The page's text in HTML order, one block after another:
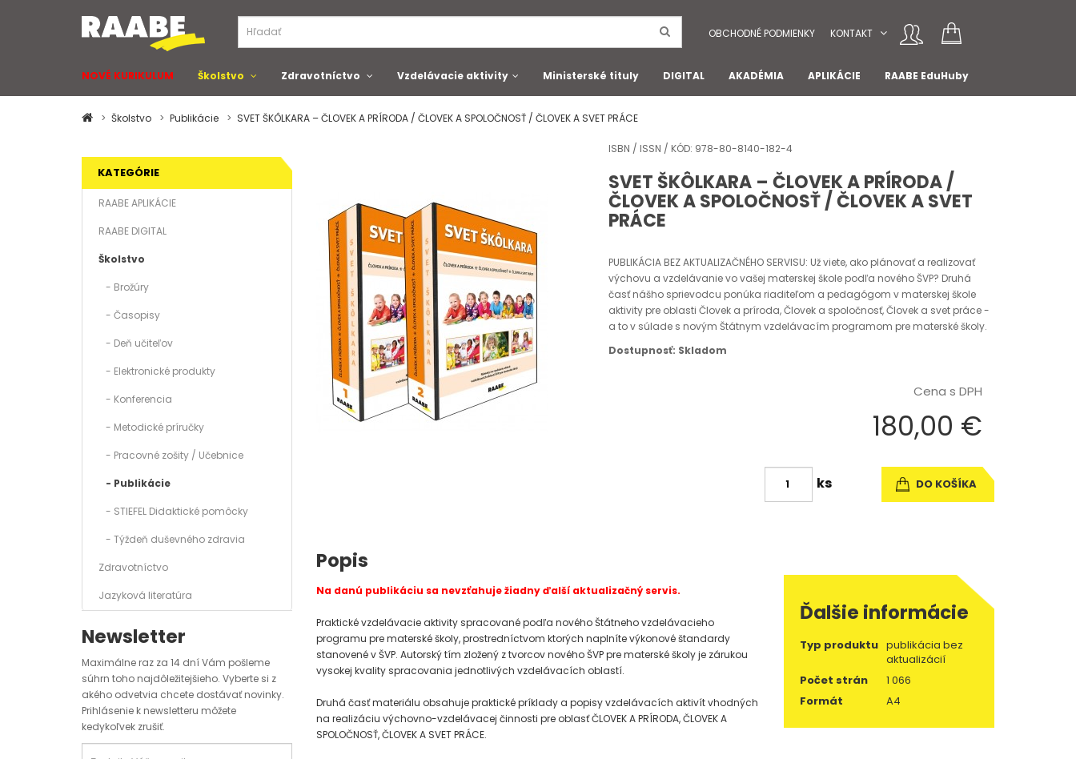
OBCHODNÉ PODMIENKY KONTAKT
NOVÉ KURIKULUM Školstvo Zdravotníctvo Vzdelávacie aktivity Ministerské tituly DIGITAL AKADÉMIA APLIKÁCIE RAABE EduHuby
Školstvo Publikácie SVET ŠKÔLKARA – ČLOVEK A PRÍRODA / ČLOVEK A SPOLOČNOSŤ / ČLOVEK A SVET PRÁCE
KATEGÓRIE
RAABE APLIKÁCIE
RAABE DIGITAL
Školstvo
- Brožúry
- Časopisy
- Deň učiteľov
- Elektronické produkty
- Konferencia
- Metodické príručky
- Pracovné zošity / Učebnice
- Publikácie
- STIEFEL Didaktické pomôcky
- Týždeň duševného zdravia
Zdravotníctvo
Jazyková literatúra
Newsletter
Maximálne raz za 14 dní Vám pošleme
súhrn toho najdôležitejšieho. Vyberte si z
akého odvetvia chcete dostávať novinky.
Prihlásenie k newsletteru môžete
kedykoľvek zrušiť.
ISBN / ISSN / KÓD: 978-80-8140-182-4
SVET ŠKÔLKARA – ČLOVEK A PRÍRODA /
ČLOVEK A SPOLOČNOSŤ / ČLOVEK A SVET
PRÁCE
PUBLIKÁCIA BEZ AKTUALIZAČNÉHO SERVISU: Už viete, ako plánovať a realizovať
výchovu a vzdelávanie vo vašej materskej škole podľa nového ŠVP? Druhá
časť nášho sprievodcu ponúka riaditeľom a pedagógom v materskej škole
aktivity pre oblasti Človek a príroda, Človek a spoločnosť, Človek a svet práce -
a to v súlade s novým Štátnym vzdelávacím programom pre materské školy.
Dostupnosť: Skladom
Cena s DPH
180,00 €
ks DO KOŠÍKA
Popis
Na danú publikáciu sa nevzťahuje žiadny ďalší aktualizačný servis.
Praktické vzdelávacie aktivity spracované podľa nového Štátneho vzdelávacieho
programu pre materské školy, prostredníctvom ktorých naplníte výkonové štandardy
stanovené v ŠVP. Autorský tím zložený z tvorcov nového ŠVP pre materské školy je zárukou
vysokej kvality spracovania jednotlivých vzdelávacích oblastí.
Druhá časť materiálu obsahuje praktické príklady a popisy vzdelávacích aktivít vhodných
na realizáciu výchovno-vzdelávacej činnosti pre oblasť ČLOVEK A PRÍRODA, ČLOVEK A
SPOLOČNOSŤ, ČLOVEK A SVET PRÁCE.
Ďalšie informácie
Typ produktu publikácia bez
aktualizácií
Počet strán
1 066
Formát
A4